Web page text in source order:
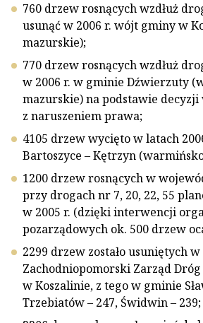
760 drzew rosnących wzdłuż
usunąć w 2006 r. wójt gminy w
mazurskie);
770 drzew rosnących wzdłuż
w 2006 r. w gminie Dźwierzuty
mazurskie) na podstawie
z naruszeniem prawa;
4105 drzew wycięto w latach
Bartoszyce – Kętrzyn
1200 drzew rosnących w
przy drogach nr 7, 20, 22, 55
w 2005 r. (dzięki interwencji
pozarządowych ok. 500 drzew
2299 drzew zostało usuniętych
Zachodniopomorski Zarząd
w Koszalinie, z tego w gminie
Trzebiatów – 247, Świdwin – 239;